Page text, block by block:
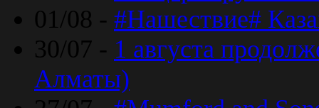
01/08 - #Нашествие#
30/07 - 1 августа
Алматы)